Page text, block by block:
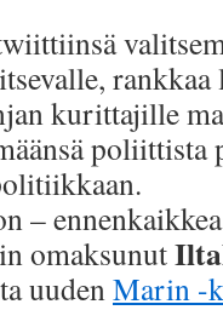
kurittajille
–
omaksunut
uudenMarin -